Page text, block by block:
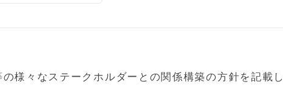
様々なステークホルダーとの関係構築の方針を記載し